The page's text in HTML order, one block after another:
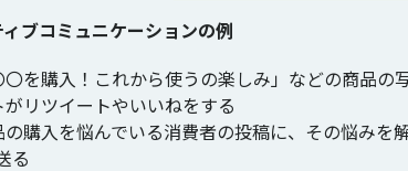
ィブコミュニケーションの例
〇を購入！これから使うの楽しみ」などの商品の
がリツイートやいいねをする
の購入を悩んでいる消費者の投稿に、その悩みを
る